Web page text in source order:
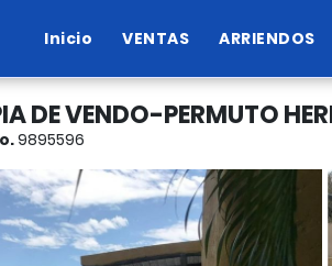
Inicio VENTAS ARRIENDOS
DE VENDO-PERMUTO
9895596